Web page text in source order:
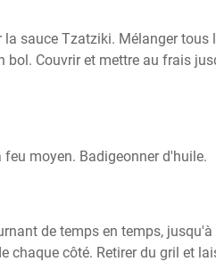
la sauce Tzatziki. Mélanger tous
bol. Couvrir et mettre au frais
moyen. Badigeonner d'huile.
de temps en temps,
chaque côté. Retirer du gril et